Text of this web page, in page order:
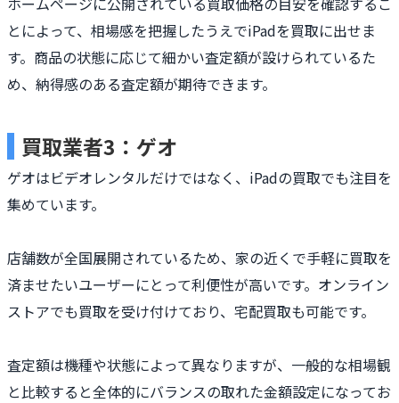
とによって、相場感を把握したうえでiPadを買取に出せま
す。商品の状態に応じて細かい査定額が設けられているた
め、納得感のある査定額が期待できます。
買取業者3：ゲオ
ゲオはビデオレンタルだけではなく、iPadの買取でも注目を
集めています。
店舗数が全国展開されているため、家の近くで手軽に買取を
済ませたいユーザーにとって利便性が高いです。オンライン
ストアでも買取を受け付けており、宅配買取も可能です。
査定額は機種や状態によって異なりますが、一般的な相場観
と比較すると全体的にバランスの取れた金額設定になってお